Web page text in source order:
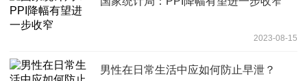
2023-08-15
男性在日常生活中应如何防止早泄？